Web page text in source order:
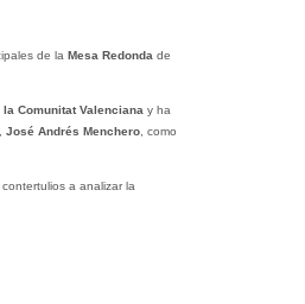
de la Mesa Redondade
Comunitat Valenciana y ha
José Andrés Menchero, como
a analizar la